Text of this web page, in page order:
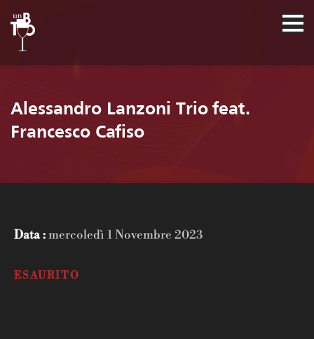
Alessandro Lanzoni Trio feat.
Francesco Cafiso
Data :mercoledì 1 Novembre 2023
ESAURITO